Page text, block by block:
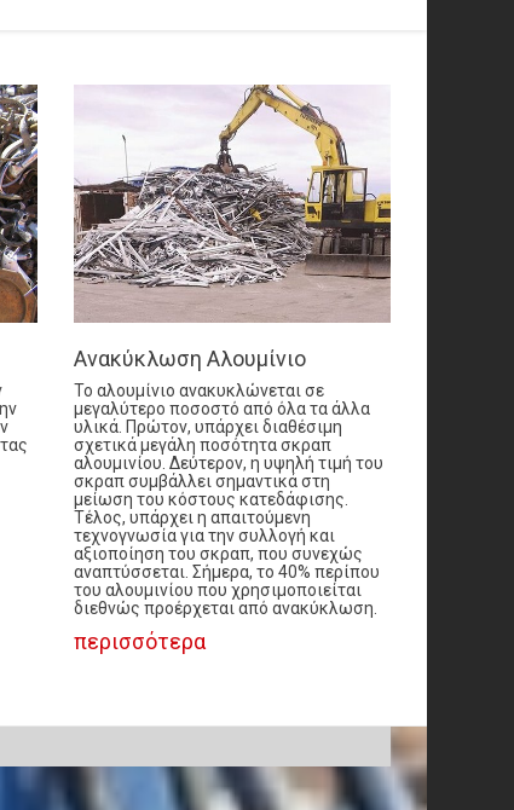
Ανακύκλωση Αλουμίνιο
Το αλουμίνιο ανακυκλώνεται σε
μεγαλύτερο ποσοστό από όλα τα άλλα
υλικά. Πρώτον, υπάρχει διαθέσιμη
σχετικά μεγάλη ποσότητα σκραπ
αλουμινίου. Δεύτερον, η υψηλή τιμή του
σκραπ συμβάλλει σημαντικά στη
μείωση του κόστους κατεδάφισης.
Τέλος, υπάρχει η απαιτούμενη
τεχνογνωσία για την συλλογή και
αξιοποίηση του σκραπ, που συνεχώς
αναπτύσσεται. Σήμερα, το 40% περίπου
του αλουμινίου που χρησιμοποιείται
διεθνώς προέρχεται από ανακύκλωση.
περισσότερα